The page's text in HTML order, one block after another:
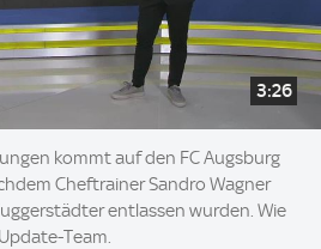
3:26
kommt auf den FC Augsburg
Cheftrainer Sandro Wagner
entlassen wurden. Wie
Team.